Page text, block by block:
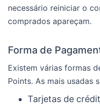
necessário reiniciar o
comprados apareçam.
Forma de
Existem várias formas
Points. As mais usadas
Tarjetas de